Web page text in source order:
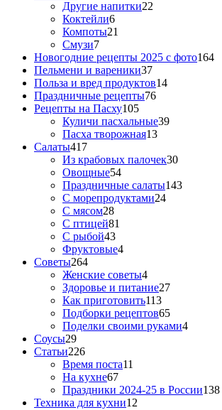
Другие напитки22
Коктейли6
Компоты21
Смузи7
Новогодние рецепты 2025 с фото164
Пельмени и вареники37
Польза и вред продуктов14
Праздничные рецепты76
Рецепты на Пасху105
Куличи пасхальные39
Пасха творожная13
Салаты417
Из крабовых палочек30
Овощные54
Праздничные салаты143
С морепродуктами24
С мясом28
С птицей81
С рыбой43
Фруктовые4
Советы264
Женские советы4
Здоровье и питание27
Как приготовить113
Подборки рецептов65
Поделки своими руками4
Соусы29
Статьи226
Время поста11
На кухне67
Праздники 2024-25 в России138
Техника для кухни12